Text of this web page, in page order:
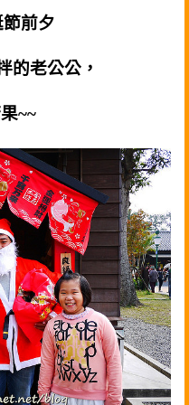
前夕
的老公公，
~~